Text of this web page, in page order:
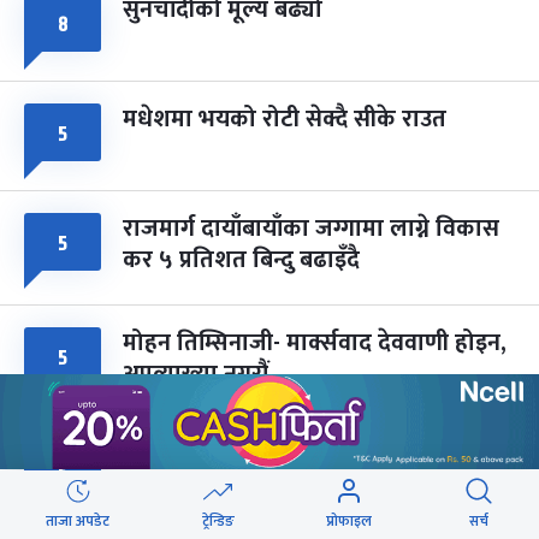
८ सुनचाँदीको मूल्य बढ्यो
५ मधेशमा भयको रोटी सेक्दै सीके राउत
५ राजमार्ग दायाँबायाँका जग्गामा लाग्ने विकास
कर ५ प्रतिशत बिन्दु बढाइँदै
५ मोहन तिम्सिनाजी- मार्क्सवाद देववाणी होइन,
अपव्याख्या नगरौं
५ महानगरका १८७ सहकारीले फिर्ता दिन
सकेनन् सवा ८ अर्ब
ताजा अपडेट ट्रेन्डिङ प्रोफाइल सर्च